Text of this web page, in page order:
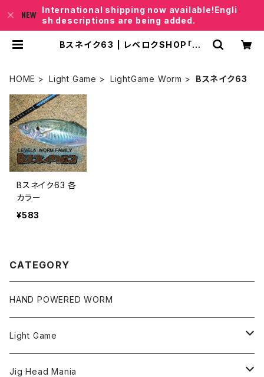
International shipping now available!Engli
sh descriptions are being added.
Bスネイク63 | レベロクSHOP「Ju
HOME Light Game LightGame Worm Bスネイク63
Bスネイク63 各
カラー
¥583
CATEGORY
HAND POWERED WORM
Light Game
LightGame Worm
Jig Head Mania